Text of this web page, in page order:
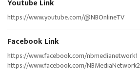
Youtube Link
https://www.youtube.com/@NBOnlineTV
Facebook Link
https://www.facebook.com/nbmedianetwork1
https://www.facebook.com/NBMediaNetwork2